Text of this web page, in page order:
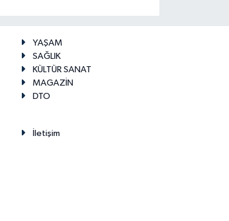
YAŞAM
SAĞLIK
KÜLTÜR SANAT
MAGAZİN
DTO
İletişim